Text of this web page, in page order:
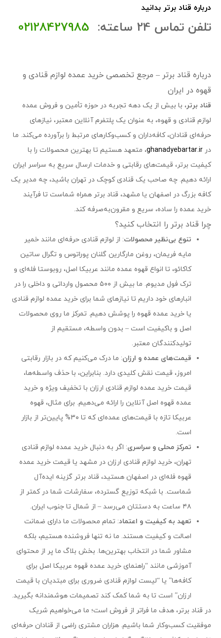
درباره قناد برتر بدانید
تلفن تماس 24 ساعته: 02128427985
درباره قناد برتر – مرجع تخصصی خرید عمده لوازم قنادی و
قهوه در ایران
قناد برتر، با بیش از یک دهه تجربه در حوزه تأمین و فروش عمده
لوازم قنادی و قهوه، به عنوان یک پلتفرم آنلاین معتبر، نیازهای
حرفه‌ای قنادان، کافه‌داران و کسب‌وکارهای مرتبط را برآورده می‌کند. ما
در ghanadyebartar.ir، متعهد هستیم تا بهترین محصولات را با
کیفیت برتر، قیمت‌های رقابتی و خدمات ارسال سریع به سراسر ایران
ارائه دهیم. چه صاحب یک قنادی کوچک در تهران باشید، چه مدیر یک
کافه بزرگ در اصفهان یا مشهد، قناد برتر همراه شماست تا فرآیند
خرید عمده را ساده، سریع و مقرون‌به‌صرفه کند.
چرا قناد برتر را انتخاب کنید؟
تنوع بی‌نظیر محصولات: از لوازم قنادی حرفه‌ای مانند خمیر
مایه فریمان، روغن مارگارین گلنان پوراتوس و تگرال ساتین
کاکائو، تا انواع قهوه عمده مانند عربیکا اصل، روبوستا فله‌ای و
ترک فول مدیوم. ما بیش از ۵۰۰ محصول وارداتی و داخلی را در
انبارهای خود داریم تا نیازهای شما برای خرید عمده لوازم قنادی
یا خرید عمده قهوه را پوشش دهیم. تمرکز ما روی محصولات
اصل و باکیفیت است – بدون واسطه، مستقیم از
تولیدکنندگان معتبر.
قیمت‌های عمده و ارزان: ما درک می‌کنیم که در بازار رقابتی
امروز، قیمت نقش کلیدی دارد. بنابراین، با حذف واسطه‌ها،
قیمت خرید عمده لوازم قنادی ارزان با تخفیف ویژه و خرید
عمده قهوه اصل آنلاین را ارائه می‌دهیم. برای مثال، قهوه
عربیکا تازه با قیمت‌های عمده‌ای که تا ۳۰% پایین‌تر از بازار
است.
تمرکز محلی و سراسری: اگر به دنبال خرید عمده لوازم قنادی
تهران، خرید لوازم قنادی ارزان در مشهد یا قیمت خرید عمده
قهوه فله‌ای در اصفهان هستید، قناد برتر گزینه ایده‌آل
شماست. با شبکه توزیع گسترده، سفارشات شما در کمتر از
۴۸ ساعت به دستتان می‌رسد – از شمال تا جنوب ایران.
تعهد به کیفیت و اعتماد: تمام محصولات ما دارای ضمانت
اصالت و کیفیت هستند. ما نه تنها فروشنده هستیم، بلکه
مشاور شما در انتخاب بهترین‌ها. بخش بلاگ ما پر از محتوای
آموزشی مانند “راهنمای خرید عمده قهوه عربیکا اصل برای
کافه‌ها” یا “لیست لوازم قنادی ضروری برای مبتدیان با قیمت
ارزان” است تا به شما کمک کند تصمیمات هوشمندانه بگیرید.
در قناد برتر، هدف ما فراتر از فروش است؛ ما می‌خواهیم شریک
موفقیت کسب‌وکار شما باشیم. هزاران مشتری راضی از قنادان حرفه‌ای